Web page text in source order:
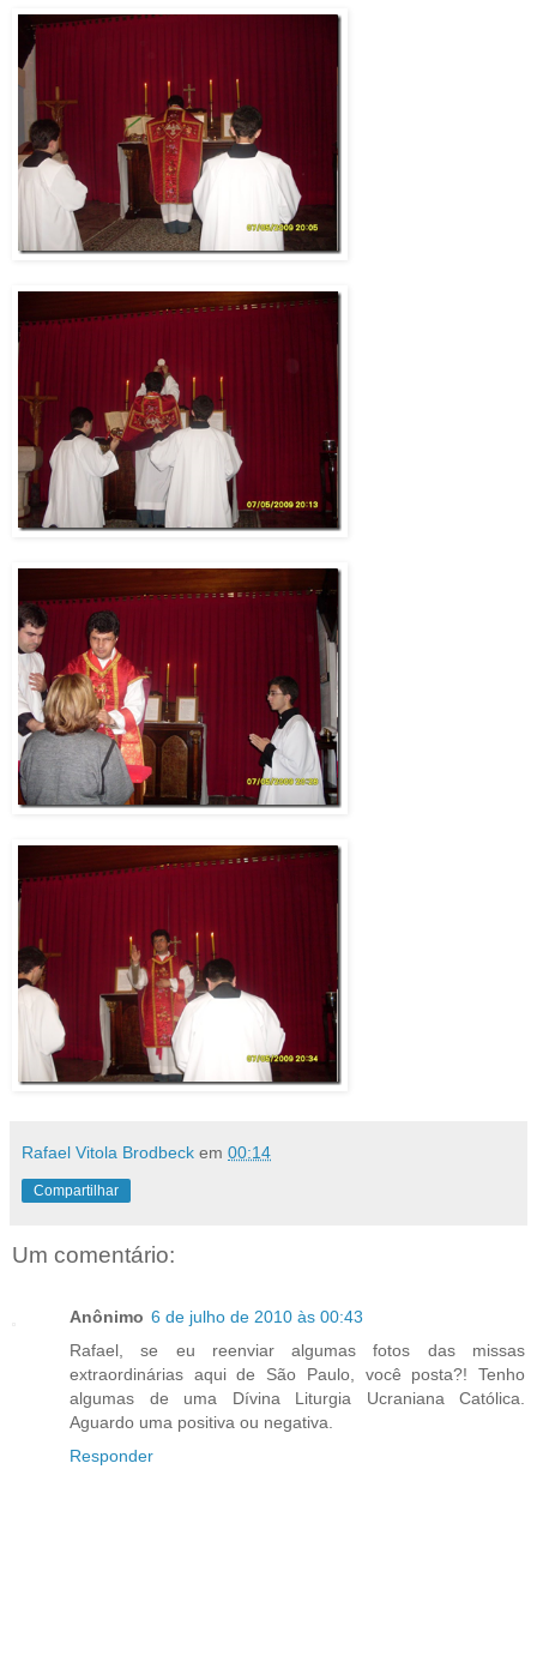
Rafael Vitola Brodbeck em 00:14
Compartilhar
Um comentário:
Anônimo 6 de julho de 2010 às 00:43
Rafael, se eu reenviar algumas fotos das missas
extraordinárias aqui de São Paulo, você posta?! Tenho
algumas de uma Dívina Liturgia Ucraniana Católica.
Aguardo uma positiva ou negativa.
Responder